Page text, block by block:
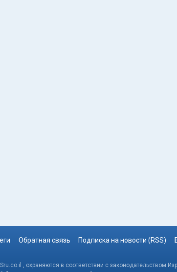
Обратная связь Подписка на новости (RSS)
, охраняются в соответствии с законодательством